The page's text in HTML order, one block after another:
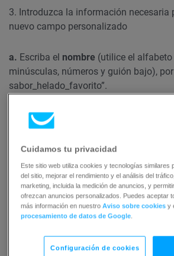
3. Introduzca la información necesaria
nuevo campo personalizado
a. Escriba el nombre (utilice el alfabeto
minúsculas, números y guión bajo), por
sabor_helado_favorito”.
Expanda la lista desplegable, para
información que desea reunir. Puede
siguientestipos de campos: país,
Cuidamos tu privacidad
Este sitio web utiliza cookies y tecnologías similares
del sitio, mejorar el rendimiento y el análisis del
marketing, incluida la medición de anuncios, y
ofrezcan anuncios personalizados. Puedes aceptar
más información en nuestro Aviso sobre cookiesy
procesamiento de datos de Google.
Configuración de cookies